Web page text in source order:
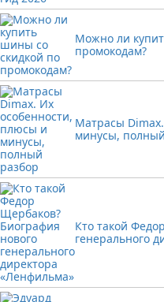
Можно ли
промокодам?
Матрасы
минусы,
Кто такой
генерального